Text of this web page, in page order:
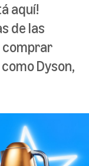
aquí!
de las
comprar
Dyson,